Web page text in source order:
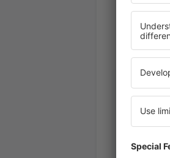
Sorin
September